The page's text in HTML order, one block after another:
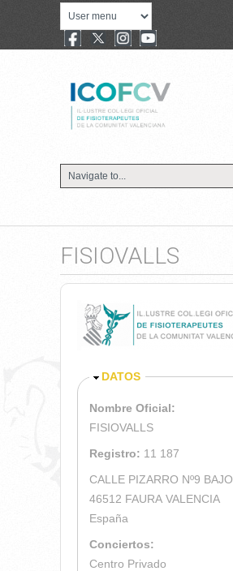
FISIOVALLS
OCULTAR
DATOS
Nombre Oficial:
FISIOVALLS
Registro: 11 187
CALLE PIZARRO Nº9 BAJO
46512 FAURA VALENCIA
España
Conciertos:
Centro Privado